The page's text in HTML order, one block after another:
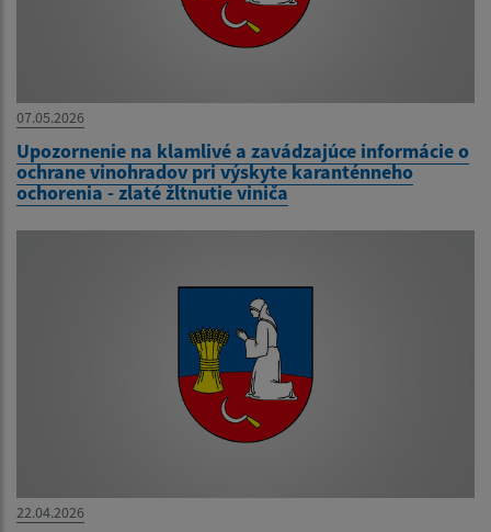
07.05.2026
Upozornenie na klamlivé a zavádzajúce informácie o
ochrane vinohradov pri výskyte karanténneho
ochorenia - zlaté žltnutie viniča
22.04.2026